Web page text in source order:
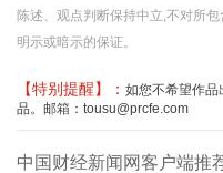
陈述、观点判断保持中立,不对所
明示或暗示的保证。
【特别提醒】： 如您不希望作品
品。邮箱：tousu@prcfe.com
中国财经新闻网客户端推